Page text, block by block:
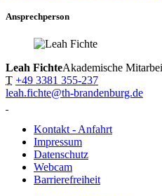
Ansprechperson
Leah FichteAkademische
T +49 3381 355-237
leah.fichte@th-brandenburg.de
Kontakt - Anfahrt
Impressum
Datenschutz
Webcam
Barrierefreiheit